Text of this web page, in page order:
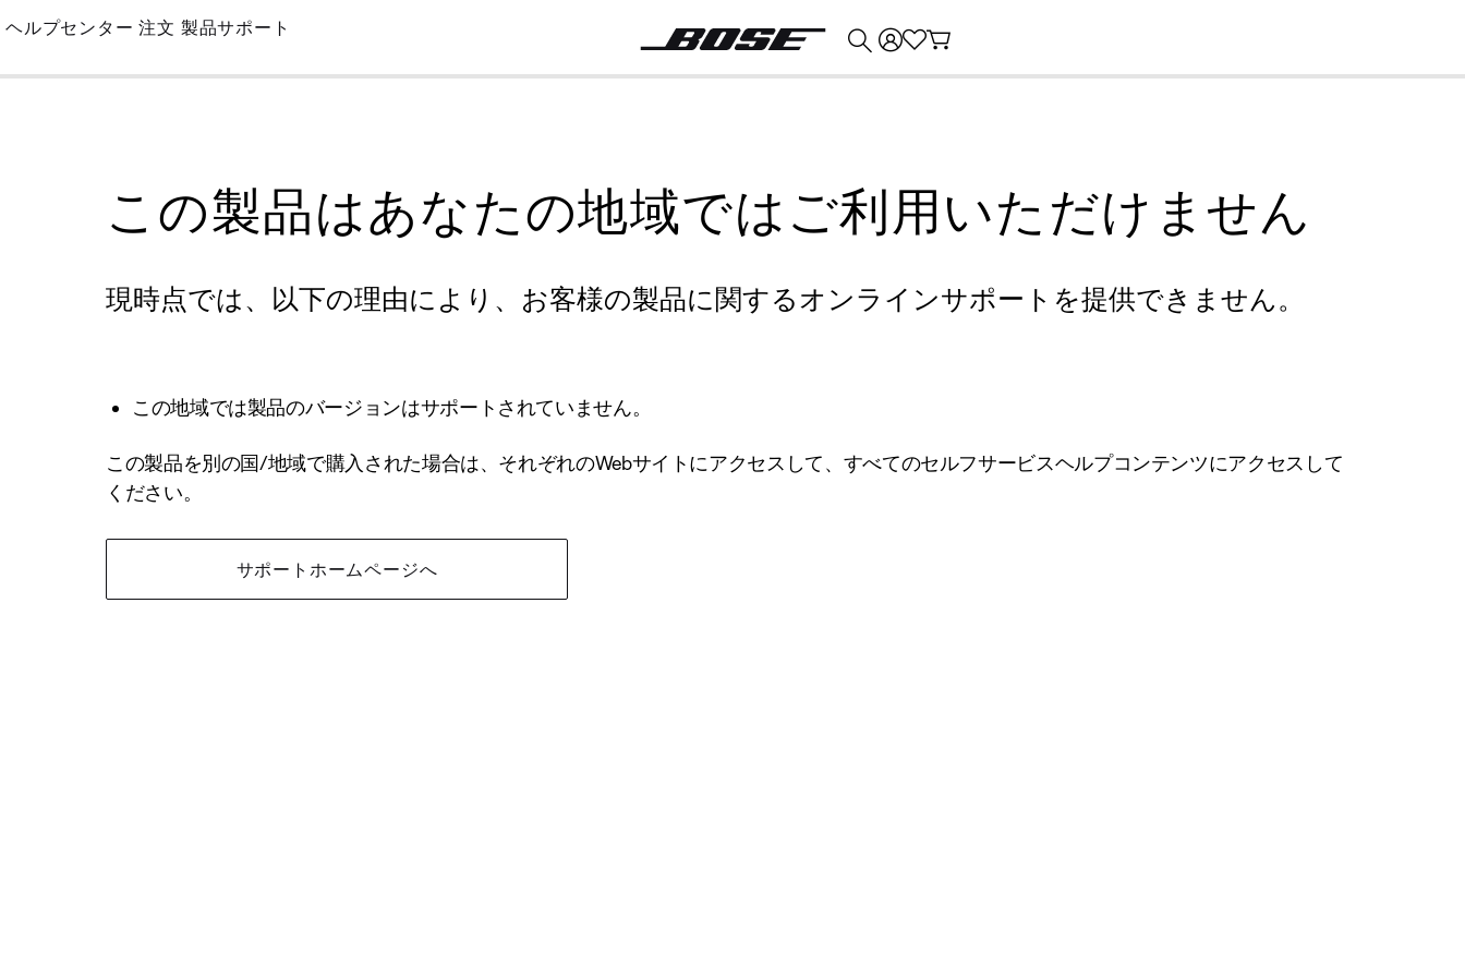
Skip
Main
ヘルプセンター 注文 製品サポート
この製品はあなたの地域ではご利用いただけません
現時点では、以下の理由により、お客様の製品に関するオンラインサポートを提供できません。
この地域では製品のバージョンはサポートされていません。
この製品を別の国/地域で購入された場合は、それぞれのWebサイトにアクセスして、すべてのセルフサービスヘルプコンテンツにアクセスして
ください。
サポートホームページへ